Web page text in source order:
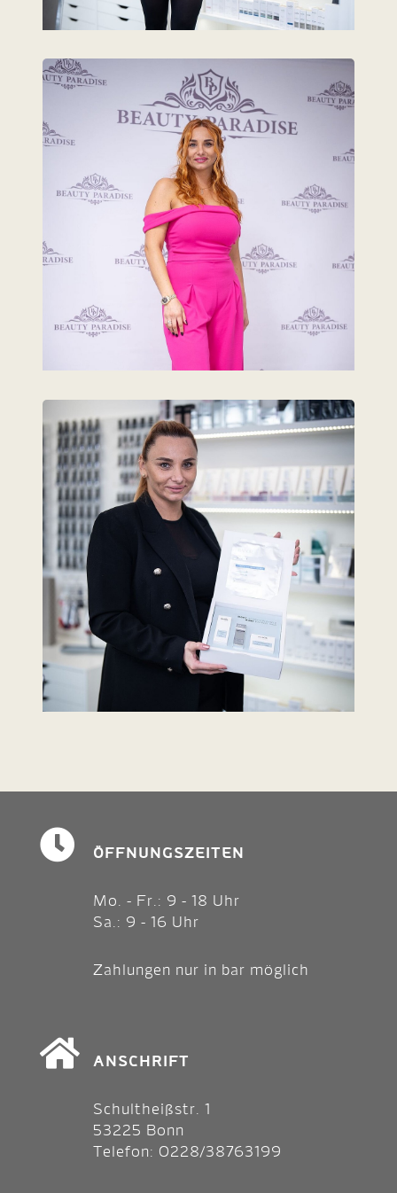
ÖFFNUNGS­ZEITEN
Mo. - Fr.: 9 - 18 Uhr
Sa.: 9 - 16 Uhr
Zahlungen nur in bar möglich
ANSCHRIFT
Schultheißstr. 1
53225 Bonn
Telefon: 0228/38763199